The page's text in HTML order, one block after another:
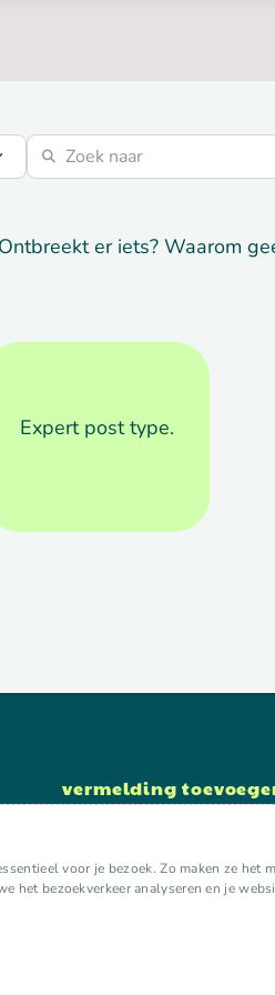
voor je bezoek. Zo maken ze
het bezoekverkeer analyseren en je
Zoek naar
er iets? Waarom
Expert post type.
vermelding
expert toevoegen
aan kalender toevoegen